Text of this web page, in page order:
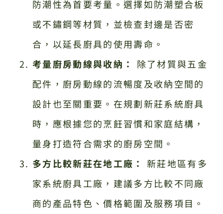
防潮性為首要考量。選擇如防潮塑合板
或不鏽鋼等材質，並檢查封邊是否密
合，以延長廚具的使用壽命。
考量廚房動線與收納：
除了材質與五金
配件，廚房動線的流暢度及收納空間的
設計也至關重要。在規劃新莊系統廚具
時，應根據您的烹飪習慣和家庭結構，
量身打造符合需求的廚房空間。
多方比較新莊在地工廠：
新莊地區有多
家系統廚具工廠，建議多方比較不同廠
商的產品特色、價格範圍及服務項目。